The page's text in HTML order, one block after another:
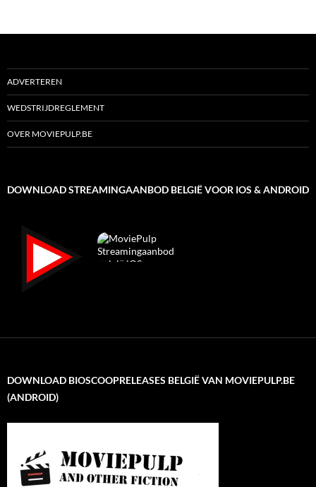
ADVERTEREN
WEDSTRIJDREGLEMENT
OVER MOVIEPULP.BE
DOWNLOAD STREAMINGAANBOD BELGIË VOOR IOS & ANDROID
DOWNLOAD BIOSCOOPRELEASES BELGIË VAN MOVIEPULP.BE
(ANDROID)